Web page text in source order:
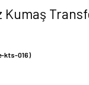
Kumaş
kts-016)